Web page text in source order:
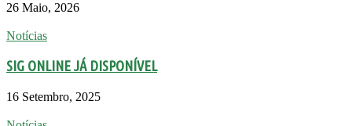
26 Maio, 2026
Notícias
SIG ONLINE JÁ DISPONÍVEL
16 Setembro, 2025